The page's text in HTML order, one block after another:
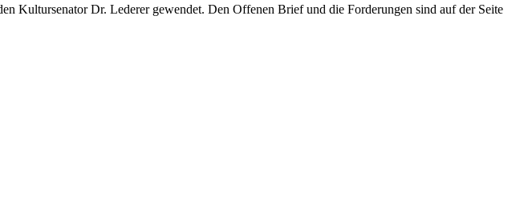
Kultursenator Dr. Lederer gewendet. Den Offenen Brief und die Forderungen sind auf der Seite